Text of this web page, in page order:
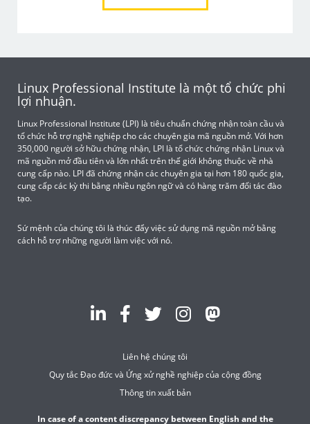
Linux Professional Institute là một tổ chức phi
lợi nhuận.
Linux Professional Institute (LPI) là tiêu chuẩn chứng nhận toàn cầu và
tổ chức hỗ trợ nghề nghiệp cho các chuyên gia mã nguồn mở. Với hơn
350,000 người sở hữu chứng nhận, LPI là tổ chức chứng nhận Linux và
mã nguồn mở đầu tiên và lớn nhất trên thế giới không thuộc về nhà
cung cấp nào. LPI đã chứng nhận các chuyên gia tại hơn 180 quốc gia,
cung cấp các kỳ thi bằng nhiều ngôn ngữ và có hàng trăm đối tác đào
tạo.
Sứ mệnh của chúng tôi là thúc đẩy việc sử dụng mã nguồn mở bằng
cách hỗ trợ những người làm việc với nó.
Liên hệ chúng tôi
Quy tắc Đạo đức và Ứng xử nghề nghiệp của cộng đồng
Thông tin xuất bản
In case of a content discrepancy between English and the